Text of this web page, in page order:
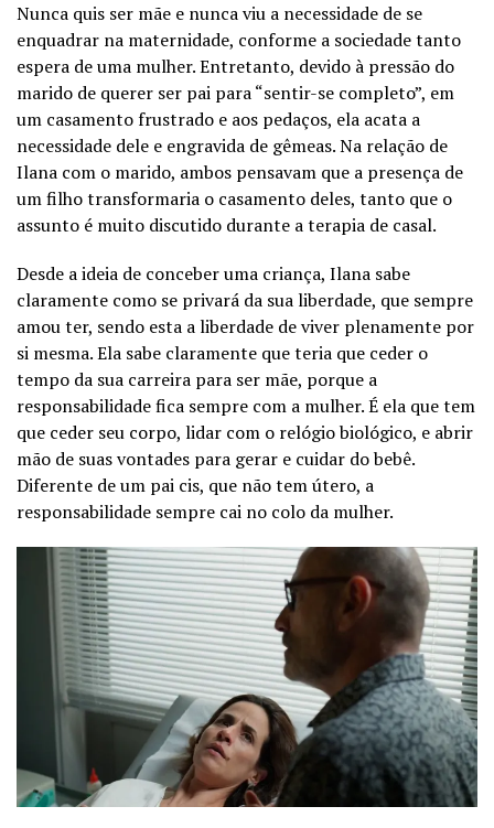
Nunca quis ser mãe e nunca viu a necessidade de se
enquadrar na maternidade, conforme a sociedade tanto
espera de uma mulher. Entretanto, devido à pressão do
marido de querer ser pai para “sentir-se completo”, em
um casamento frustrado e aos pedaços, ela acata a
necessidade dele e engravida de gêmeas. Na relação de
Ilana com o marido, ambos pensavam que a presença de
um filho transformaria o casamento deles, tanto que o
assunto é muito discutido durante a terapia de casal.
Desde a ideia de conceber uma criança, Ilana sabe
claramente como se privará da sua liberdade, que sempre
amou ter, sendo esta a liberdade de viver plenamente por
si mesma. Ela sabe claramente que teria que ceder o
tempo da sua carreira para ser mãe, porque a
responsabilidade fica sempre com a mulher. É ela que tem
que ceder seu corpo, lidar com o relógio biológico, e abrir
mão de suas vontades para gerar e cuidar do bebê.
Diferente de um pai cis, que não tem útero, a
responsabilidade sempre cai no colo da mulher.